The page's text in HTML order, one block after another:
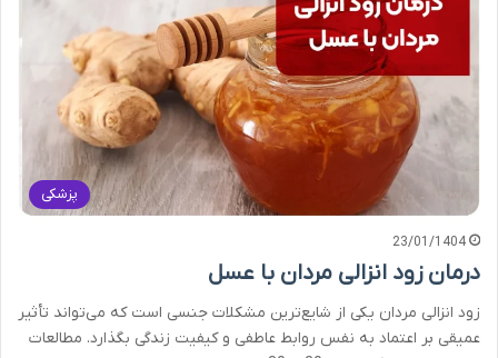
پزشکی
23/01/1404
درمان زود انزالی مردان با عسل
زود انزالی مردان یکی از شایع‌ترین مشکلات جنسی است که می‌تواند تأثیر
عمیقی بر اعتماد به نفس روابط عاطفی و کیفیت زندگی بگذارد. مطالعات